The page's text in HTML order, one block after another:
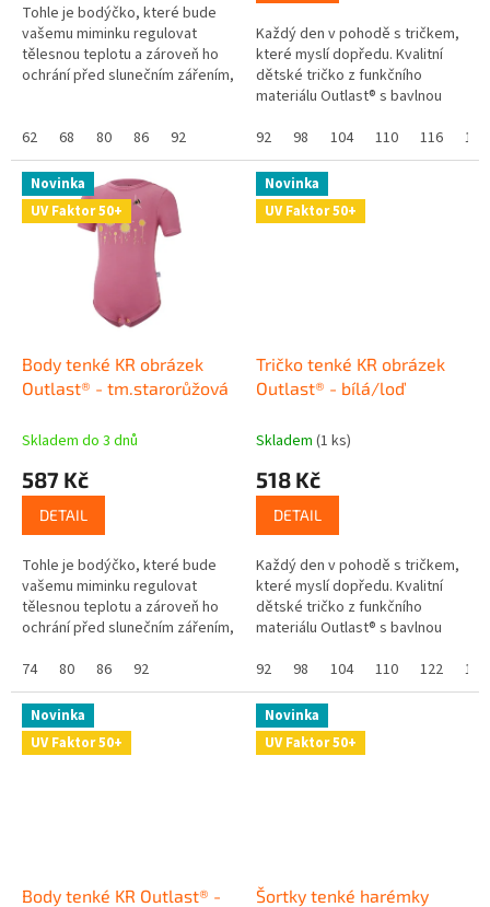
Tohle je bodýčko, které bude
vašemu miminku regulovat
tělesnou teplotu a zároveň ho
ochrání před slunečním zářením,
62
68 80 86 92
Každý den v pohodě s tričkem,
které myslí dopředu. Kvalitní
dětské tričko z funkčního
materiálu Outlast® s bavlnou
teplotu a postará se o komfort
v...
92 98 104 110 116 122
Novinka
UV Faktor 50+
Body tenké KR obrázek
Outlast® - tm.starorůžová
Skladem do 3 dnů
587 Kč
DETAIL
Tohle je bodýčko, které bude
vašemu miminku regulovat
tělesnou teplotu a zároveň ho
ochrání před slunečním zářením,
UPF 50+. Skvělé že? Navíc se...
74 80 86 92
Novinka
UV Faktor 50+
Tričko tenké KR obrázek
Outlast® - bílá/loď
Skladem (1 ks)
518 Kč
DETAIL
Každý den v pohodě s tričkem,
které myslí dopředu. Kvalitní
dětské tričko z funkčního
materiálu Outlast® s bavlnou
teplotu a postará se o komfort
v...
92 98 104 110 122 128
Novinka
UV Faktor 50+
Body tenké KR Outlast® -
Novinka
UV Faktor 50+
Šortky tenké harémky